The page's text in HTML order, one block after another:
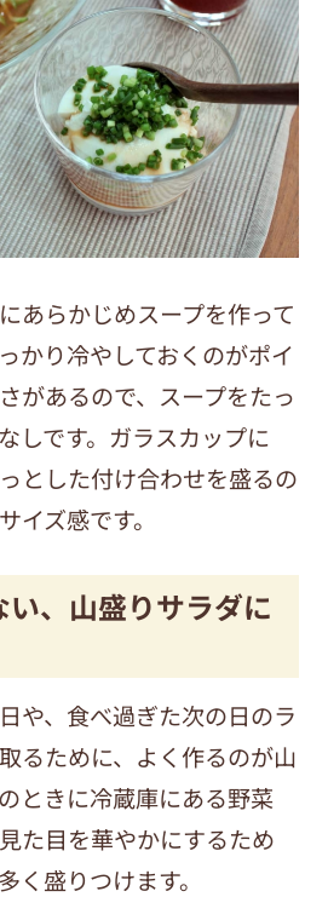
あらかじめスープを作って
かり冷やしておくのがポイ
があるので、スープをたっ
しです。ガラスカップに
とした付け合わせを盛るの
イズ感です。
、山盛りサラダに
や、食べ過ぎた次の日のラ
るために、よく作るのが山
ときに冷蔵庫にある野菜
た目を華やかにするため
く盛りつけます。